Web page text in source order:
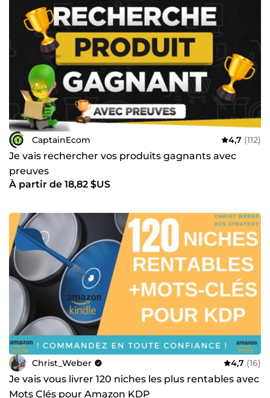
CaptainEcom 4,7 (112)
Je vais rechercher vos produits gagnants avec
preuves
À partir de 18,82 $US
Christ_Weber 4,7 (16)
Je vais vous livrer 120 niches les plus rentables avec
Mots Clés pour Amazon KDP